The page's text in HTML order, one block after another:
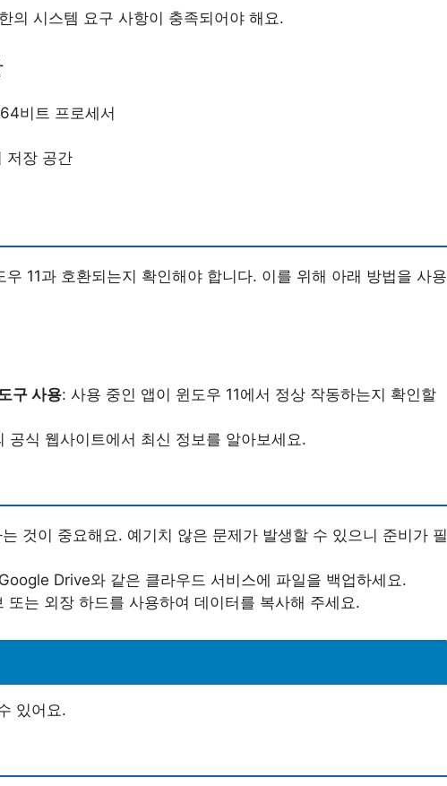
의 시스템 요구 사항이 충족되어야 해요.
비트 프로세서
저장 공간
11과 호환되는지 확인해야 합니다. 이를 위해 아래 방법을 사용
구 사용: 사용 중인 앱이 윈도우 11에서 정상 작동하는지 확인할
공식 웹사이트에서 최신 정보를 알아보세요.
것이 중요해요. 예기치 않은 문제가 발생할 수 있으니 준비가 필
Drive와 같은 클라우드 서비스에 파일을 백업하세요.
또는 외장 하드를 사용하여 데이터를 복사해 주세요.
있어요.